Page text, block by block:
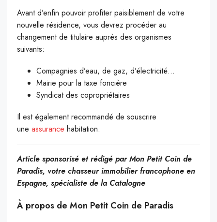
Avant d’enfin pouvoir profiter paisiblement de votre
nouvelle résidence, vous devrez procéder au
changement de titulaire auprès des organismes
suivants:
Compagnies d’eau, de gaz, d’électricité…
Mairie pour la taxe foncière
Syndicat des copropriétaires
Il est également recommandé de souscrire
une assurance habitation.
Article sponsorisé et rédigé par Mon Petit Coin de
Paradis, votre chasseur immobilier francophone en
Espagne, spécialiste de la Catalogne
À propos de Mon Petit Coin de Paradis